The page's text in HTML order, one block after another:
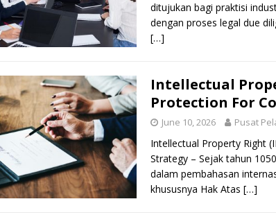
ditujukan bagi praktisi
dengan proses legal due
[…]
Intellectual
Protection For
June 10, 2026 Pusat
Intellectual Property Right
Strategy – Sejak tahun
dalam pembahasan
khususnya Hak Atas […]